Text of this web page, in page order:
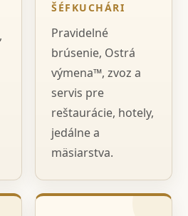
ŠÉFKUCHÁRI
Pravidelné
brúsenie, Ostrá
výmena™, zvoz a
servis pre
reštaurácie, hotely,
jedálne a
mäsiarstva.